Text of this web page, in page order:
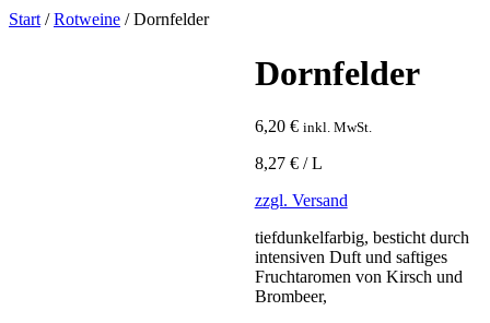
Start/Rotweine / Dornfelder
Dornfelder
6,20 € inkl. MwSt.
8,27 € / L
zzgl. Versand
tiefdunkelfarbig, besticht durch
intensiven Duft und saftiges
Fruchtaromen von Kirsch und
Brombeer,